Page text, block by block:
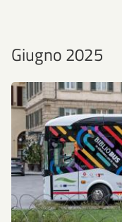
Giugno 2025